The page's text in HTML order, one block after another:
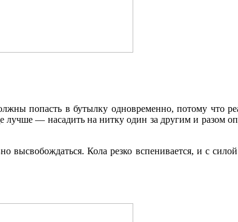
попасть в бутылку одновременно, потому что
— насадить на нитку один за другим и разом
высвобождаться. Кола резко вспенивается, и с